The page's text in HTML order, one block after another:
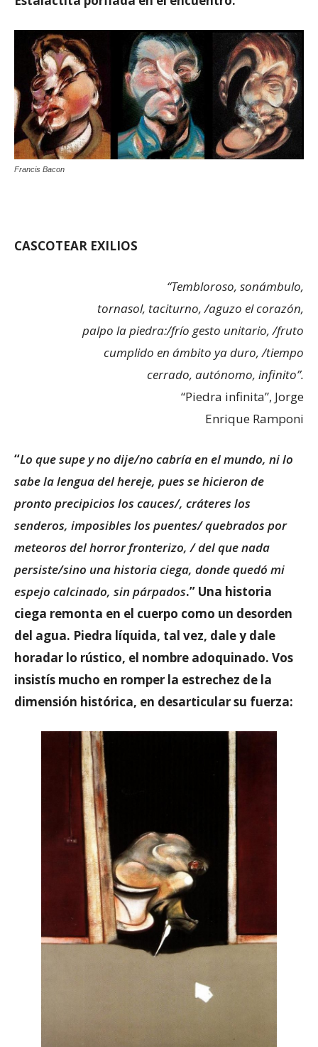
Francis Bacon
CASCOTEAR EXILIOS
“Tembloroso, sonámbulo,
tornasol, taciturno, /aguzo el corazón,
palpo la piedra:/frío gesto unitario, /fruto
cumplido en ámbito ya duro, /tiempo
cerrado, autónomo, infinito”.
“Piedra infinita”, Jorge
Enrique Ramponi
“Lo que supe y no dije/no cabría en el mundo, ni lo
sabe la lengua del hereje, pues se hicieron de
pronto precipicios los cauces/, cráteres los
senderos, imposibles los puentes/ quebrados por
meteoros del horror fronterizo, / del que nada
persiste/sino una historia ciega, donde quedó mi
espejo calcinado, sin párpados.” Una historia
ciega remonta en el cuerpo como un desorden
del agua. Piedra líquida, tal vez, dale y dale
horadar lo rústico, el nombre adoquinado. Vos
insistís mucho en romper la estrechez de la
dimensión histórica, en desarticular su fuerza: